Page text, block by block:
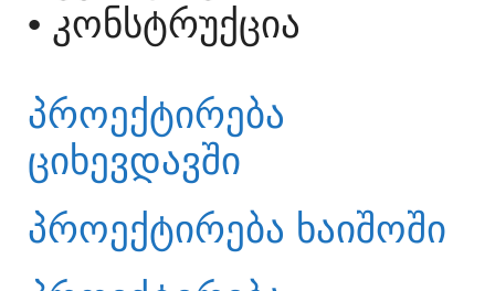
• ᲙᲝᲜᲡᲢᲠᲣᲥᲪᲘᲐ
ᲞᲠᲝᲔᲥᲢᲘᲠᲔᲑᲐ
ᲪᲘᲮᲔᲕᲓᲐᲕᲨᲘ
ᲞᲠᲝᲔᲥᲢᲘᲠᲔᲑᲐ ᲮᲐᲘᲨᲝᲨᲘ